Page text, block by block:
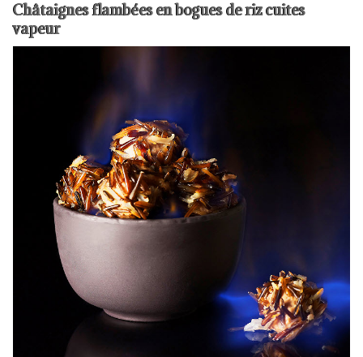
Châtaignes flambées en bogues de riz cuites
vapeur